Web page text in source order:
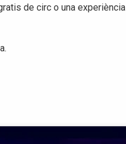
de circ o una experiència